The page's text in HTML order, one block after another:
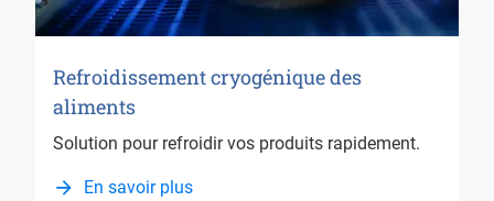
Refroidissement cryogénique des
aliments
Solution pour refroidir vos produits rapidement.
En savoir plus